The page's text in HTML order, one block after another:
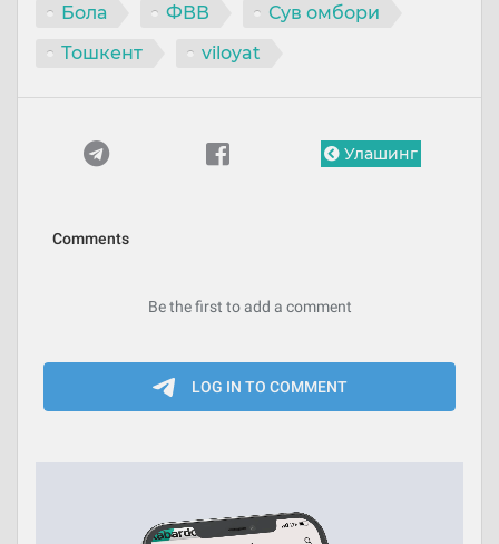
Бола ФВВ
Сув омбори
Тошкент
viloyat
Улашинг